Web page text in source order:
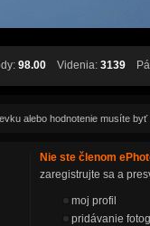
98.00 Videnia: 3139
alebo hodnotenie musíte byť
Nie ste členom
zaregistrujte sa a
moj profil
pridávanie